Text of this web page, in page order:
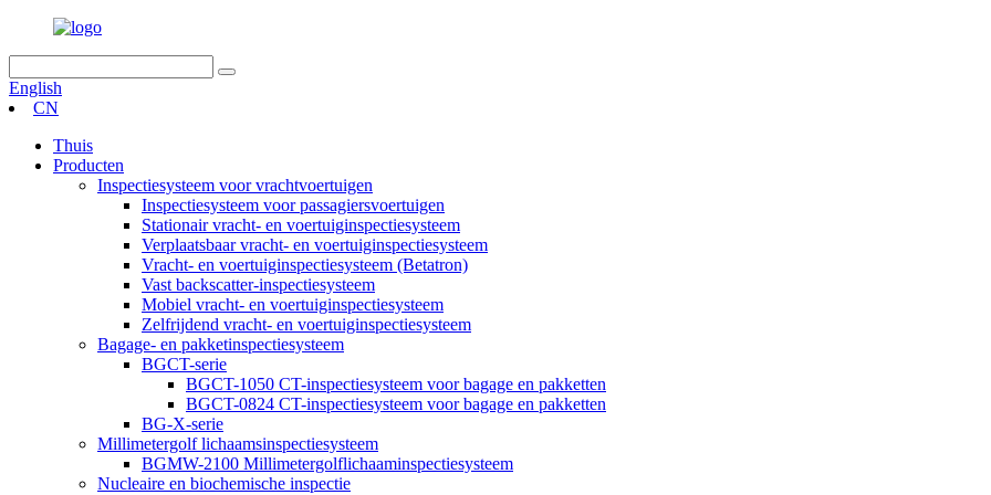
English
CN
Thuis
Producten
Inspectiesysteem voor vrachtvoertuigen
Inspectiesysteem voor passagiersvoertuigen
Stationair vracht- en voertuiginspectiesysteem
Verplaatsbaar vracht- en voertuiginspectiesysteem
Vracht- en voertuiginspectiesysteem (Betatron)
Vast backscatter-inspectiesysteem
Mobiel vracht- en voertuiginspectiesysteem
Zelfrijdend vracht- en voertuiginspectiesysteem
Bagage- en pakketinspectiesysteem
BGCT-serie
BGCT-1050 CT-inspectiesysteem voor bagage en pakketten
BGCT-0824 CT-inspectiesysteem voor bagage en pakketten
BG-X-serie
Millimetergolf lichaamsinspectiesysteem
BGMW-2100 Millimetergolflichaaminspectiesysteem
Nucleaire en biochemische inspectie